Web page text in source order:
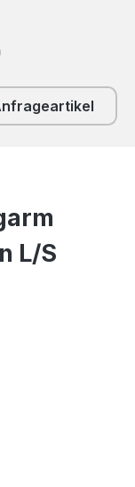
0 Produkte auf
L/S